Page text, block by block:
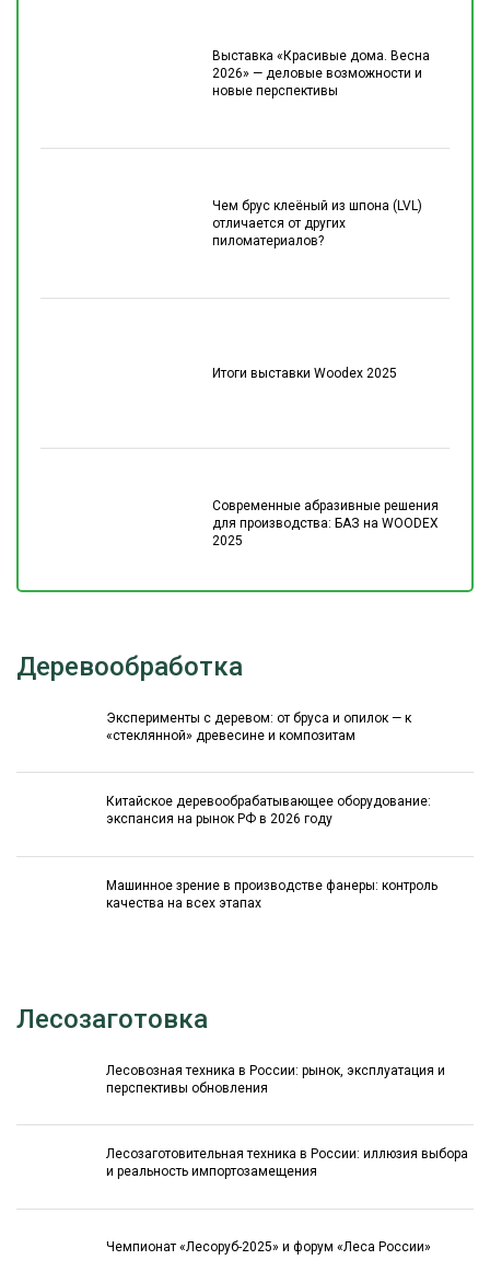
Выставка «Красивые дома. Весна
2026» — деловые возможности и
новые перспективы
Чем брус клеёный из шпона (LVL)
отличается от других
пиломатериалов?
Итоги выставки Woodex 2025
Современные абразивные решения
для производства: БАЗ на WOODEX
2025
Деревообработка
Эксперименты с деревом: от бруса и опилок — к
«стеклянной» древесине и композитам
Китайское деревообрабатывающее оборудование:
экспансия на рынок РФ в 2026 году
Машинное зрение в производстве фанеры: контроль
качества на всех этапах
Лесозаготовка
Лесовозная техника в России: рынок, эксплуатация и
перспективы обновления
Лесозаготовительная техника в России: иллюзия выбора
и реальность импортозамещения
Чемпионат «Лесоруб-2025» и форум «Леса России»